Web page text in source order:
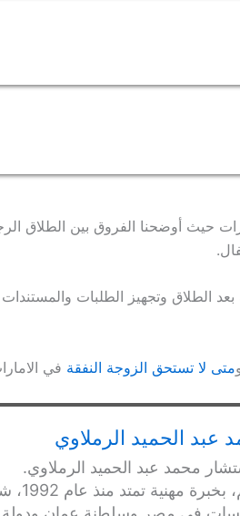
حيث أوضحنا الفروق بين الطلاق
وتجهيز الطلبات والمستندات
متى لا تستحق الزوجة النفقة في
عبد الحميد الرملاوي
محمد عبد الحميد الرملاوي.
محامي بالنقض ومستشار